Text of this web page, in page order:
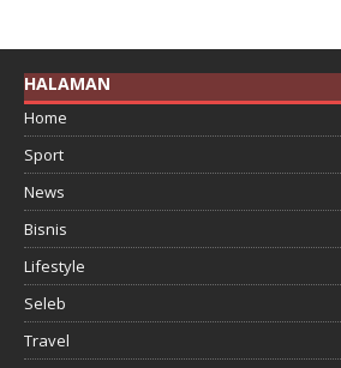
HALAMAN
Home
Sport
News
Bisnis
Lifestyle
Seleb
Travel